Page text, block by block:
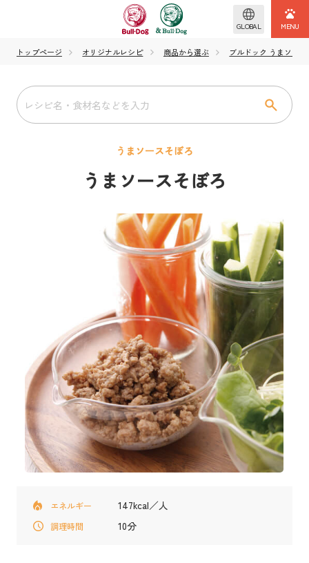
GLOBAL
トップページ オリジナルレシピ 商品から選ぶ ブルドック うまソース
うまソースそぼろ
うまソースそぼろ
エネルギー 147kcal／人
調理時間 10分